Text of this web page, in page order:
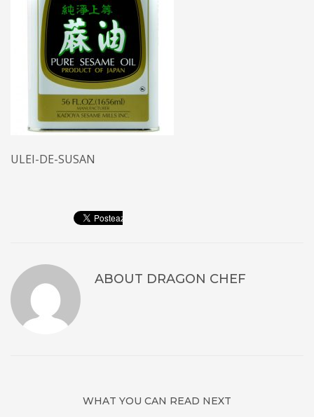
ULEI-DE-SUSAN
ABOUT DRAGON CHEF
WHAT YOU CAN READ NEXT